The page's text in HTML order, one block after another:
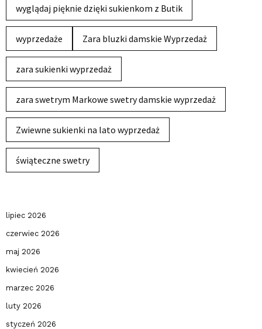
wyglądaj pięknie dzięki sukienkom z Butik
wyprzedaże Zara bluzki damskie Wyprzedaż
zara sukienki wyprzedaż
zara swetrym Markowe swetry damskie wyprzedaż
Zwiewne sukienki na lato wyprzedaż
świąteczne swetry
lipiec 2026
czerwiec 2026
maj 2026
kwiecień 2026
marzec 2026
luty 2026
styczeń 2026